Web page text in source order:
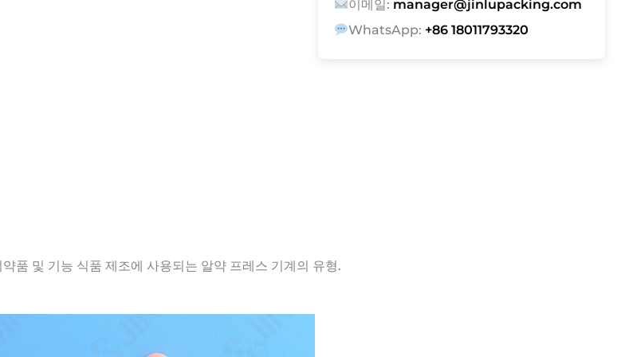
이메일: manager@jinlupacking.com
WhatsApp: +86 18011793320
품 및 기능 식품 제조에 사용되는 알약 프레스 기계의 유형.